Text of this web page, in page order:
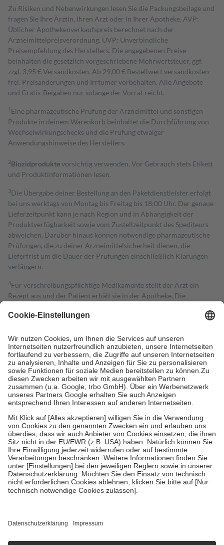
Zu Risiken und Nebenwirkungen lesen Sie die Packungsbeilage und
fragen Sie Ihre Ärztin, Ihren Arzt oder in Ihrer Apotheke. AVP:
Üblicher Apothekenverkaufspreis berechnet nach der
Arzneimittelpreisverordnung. UVP: Unverbindliche
Preisempfehlung des Herstellers. Die angegebenen Preise
beinhalten die gesetzlich vorgeschriebene Mehrwertsteuer, ggf.
zzgl. 3,95 € Versandkosten. Ab 29,00 € Bestell­wert versand­kosten­
frei. Preisänderungen und Irrtümer vorbehalten. Alle Angebote
und Gratis-Beigaben nur solange der Vorrat reicht.
1 Eine pharmazeutische Prüfung der Arzneimittel und sonstigen
Produkte in deinem Warenkorb beinhaltet die Durchführung von
Wechselwirkungschecks und die Prüfung etwaiger
Anwendungshinweise des Herstellers.
2Biozidproduktevorsichtig verwenden. Vor Gebrauch stets Etikett
und Produktinformationen lesen.
3Die Übergabe deiner Bestellung an den Paketdienstleister erfolgt
bei uns werktags von Montag bis Freitag bis 18:00 Uhr. Der genaue
Lieferzeitpunkt kann je nach Region und in Abhängigkeit der
Produktverfügbarkeit sowie vom Zustellzeitpunkt des Spediteurs
abweichen. Darüber hinaus können notwendige pharmazeutische
Prüfungen, die zu deiner Arzneimittelsicherheit dienen, die
Lieferfrist um die Dauer der Prüfungen einschließlich Klärungen
verlängern.
4Für verschreibungspflichtige Medikamente stellt der Arzt ein
Rezept aus und der Patient erhält sie in der Apotheke. Die
Kosten dafür, der Versicherte trägt einen Teil davon als Zuzahlung
Grundsätzlich leisten Mitglieder Zuzahlungen in Höhe von zehn
Prozent des Abgabepreises,mindestensjedochfünf Euround
höchstens zehn Euro.Es sind jedoch nie mehr als die tatsächlichen
Kosten der Leistung zu entrichten.
Diese Regeln gelten grundsätzlich auch für Online-Apotheken.
Bei Heilmitteln und häuslicher Krankenpflege beträgt die
Zuzahlung zehn Prozent der Kosten sowie zehn Euro je
Um das Engagement der Versicherten für ihre eigene Gesundheit zu
stärken und die besondere Stellung der Familie zu unterstützen,
fallenkeine Zuzahlungen an bei:
• Kindern und Jugendlichen bis zum vollendeten 18. Lebensjahr
mit Ausnahme der Fahrkosten
• Untersuchungen zur Vorsorge und Früherkennung, die von der
GKV getragen werden
• empfohlenen Schutzimpfungen
Wir nutzen Trusted Shops als unabhängigen Dienstleister für die